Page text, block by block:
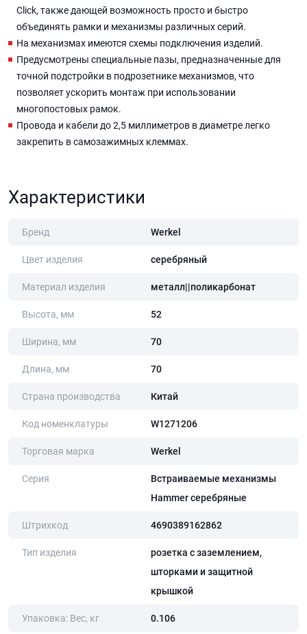
Click, также дающей возможность просто и быстро
объединять рамки и механизмы различных серий.
На механизмах имеются схемы подключения изделий.
Предусмотрены специальные пазы, предназначенные для
точной подстройки в подрозетнике механизмов, что
позволяет ускорить монтаж при использовании
многопостовых рамок.
Провода и кабели до 2,5 миллиметров в диаметре легко
закрепить в самозажимных клеммах.
Характеристики
Бренд Werkel
Цвет изделия серебряный
Материал изделия металл||поликарбонат
Высота, мм 52
Ширина, мм 70
Длина, мм 70
Страна производства Китай
Код номенклатуры W1271206
Торговая марка Werkel
Серия
Встраиваемые механизмы
Hammer серебряные
Штрихкод 4690389162862
Тип изделия
розетка с заземлением,
шторками и защитной
крышкой
Упаковка: Вес, кг 0.106